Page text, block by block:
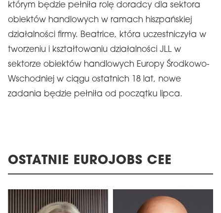
którym będzie pełniła rolę doradcy dla sektora
obiektów handlowych w ramach hiszpańskiej
działalności firmy. Beatrice, która uczestniczyła w
tworzeniu i kształtowaniu działalności JLL w
sektorze obiektów handlowych Europy Środkowo-
Wschodniej w ciągu ostatnich 18 lat, nowe
zadania będzie pełniła od początku lipca.
OSTATNIE EUROJOBS CEE